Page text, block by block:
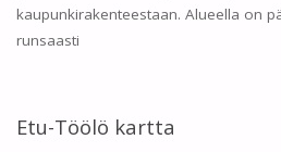
kaupunkirakenteestaan. Alueella on
runsaasti
Etu-Töölö kartta